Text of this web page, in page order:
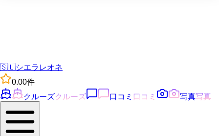
🇸🇱シエラレオネ
0.00件
クルーズクルーズ 口コミ 口コミ 写真写真